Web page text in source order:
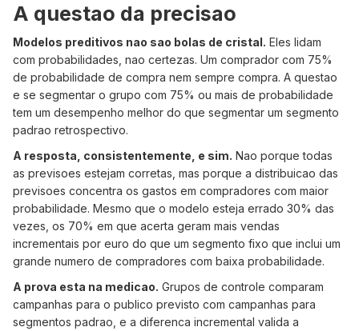
A questao da precisao
Modelos preditivos nao sao bolas de cristal. Eles lidam
com probabilidades, nao certezas. Um comprador com 75%
de probabilidade de compra nem sempre compra. A questao
e se segmentar o grupo com 75% ou mais de probabilidade
tem um desempenho melhor do que segmentar um segmento
padrao retrospectivo.
A resposta, consistentemente, e sim. Nao porque todas
as previsoes estejam corretas, mas porque a distribuicao das
previsoes concentra os gastos em compradores com maior
probabilidade. Mesmo que o modelo esteja errado 30% das
vezes, os 70% em que acerta geram mais vendas
incrementais por euro do que um segmento fixo que inclui um
grande numero de compradores com baixa probabilidade.
A prova esta na medicao. Grupos de controle comparam
campanhas para o publico previsto com campanhas para
segmentos padrao, e a diferenca incremental valida a